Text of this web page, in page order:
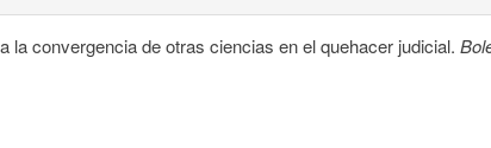
convergencia de otras ciencias en el quehacer judicial.